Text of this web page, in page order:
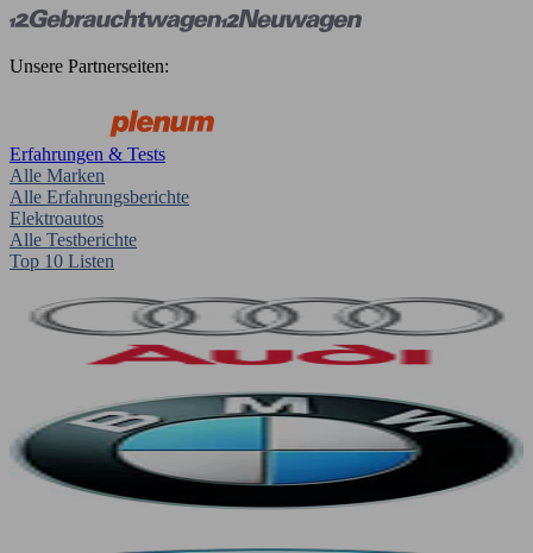
Unsere Partnerseiten:
Erfahrungen & Tests
Alle Marken
Alle Erfahrungsberichte
Elektroautos
Alle Testberichte
Top 10 Listen